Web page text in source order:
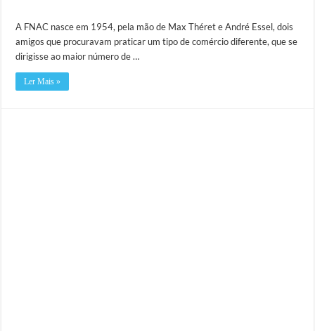
A FNAC nasce em 1954, pela mão de Max Théret e André Essel, dois
amigos que procuravam praticar um tipo de comércio diferente, que se
dirigisse ao maior número de …
Ler Mais »